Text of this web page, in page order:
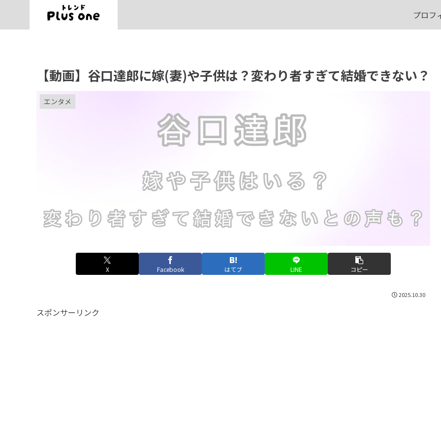
プロフ
【動画】谷口達郎に嫁(妻)や子供は？変わり者すぎて結婚できない？
エンタメ
X Facebook はてブ LINE コピー
2025.10.30
スポンサーリンク